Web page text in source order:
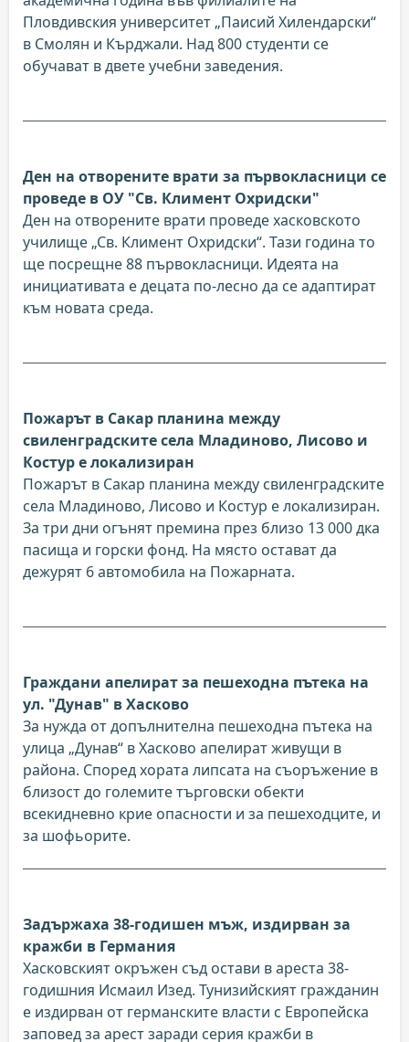
Пловдивския университет „Паисий Хилендарски“
в Смолян и Кърджали. Над 800 студенти се
обучават в двете учебни заведения.
Ден на отворените врати за първокласници се
проведе в ОУ "Св. Климент Охридски"
Ден на отворените врати проведе хасковското
училище „Св. Климент Охридски“. Тази година то
ще посрещне 88 първокласници. Идеята на
инициативата е децата по-лесно да се адаптират
към новата среда.
Пожарът в Сакар планина между
свиленградските села Младиново, Лисово и
Костур е локализиран
Пожарът в Сакар планина между свиленградските
села Младиново, Лисово и Костур е локализиран.
За три дни огънят премина през близо 13 000 дка
пасища и горски фонд. На място остават да
дежурят 6 автомобила на Пожарната.
Граждани апелират за пешеходна пътека на
ул. "Дунав" в Хасково
За нужда от допълнителна пешеходна пътека на
улица „Дунав“ в Хасково апелират живущи в
района. Според хората липсата на съоръжение в
близост до големите търговски обекти
всекидневно крие опасности и за пешеходците, и
за шофьорите.
Задържаха 38-годишен мъж, издирван за
кражби в Германия
Хасковският окръжен съд остави в ареста 38-
годишния Исмаил Изед. Тунизийският гражданин
е издирван от германските власти с Европейска
заповед за арест заради серия кражби в